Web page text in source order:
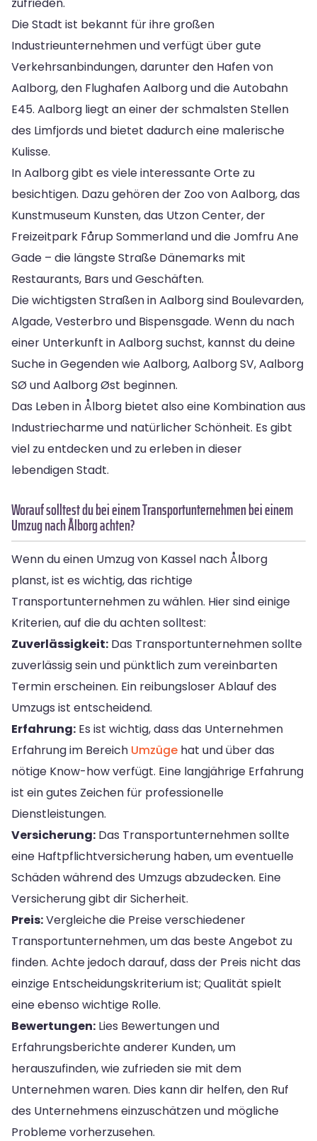
Die Stadt ist bekannt für ihre großen
Industrieunternehmen und verfügt über gute
Verkehrsanbindungen, darunter den Hafen von
Aalborg, den Flughafen Aalborg und die Autobahn
E45. Aalborg liegt an einer der schmalsten Stellen
des Limfjords und bietet dadurch eine malerische
Kulisse.
In Aalborg gibt es viele interessante Orte zu
besichtigen. Dazu gehören der Zoo von Aalborg, das
Kunstmuseum Kunsten, das Utzon Center, der
Freizeitpark Fårup Sommerland und die Jomfru Ane
Gade – die längste Straße Dänemarks mit
Restaurants, Bars und Geschäften.
Die wichtigsten Straßen in Aalborg sind Boulevarden,
Algade, Vesterbro und Bispensgade. Wenn du nach
einer Unterkunft in Aalborg suchst, kannst du deine
Suche in Gegenden wie Aalborg, Aalborg SV, Aalborg
SØ und Aalborg Øst beginnen.
Das Leben in Ålborg bietet also eine Kombination aus
Industriecharme und natürlicher Schönheit. Es gibt
viel zu entdecken und zu erleben in dieser
lebendigen Stadt.
Worauf solltest du bei einem Transportunternehmen bei einem
Umzug nach Ålborg achten?
Wenn du einen Umzug von Kassel nach Ålborg
planst, ist es wichtig, das richtige
Transportunternehmen zu wählen. Hier sind einige
Kriterien, auf die du achten solltest:
Zuverlässigkeit: Das Transportunternehmen sollte
zuverlässig sein und pünktlich zum vereinbarten
Termin erscheinen. Ein reibungsloser Ablauf des
Umzugs ist entscheidend.
Erfahrung: Es ist wichtig, dass das Unternehmen
Erfahrung im Bereich Umzüge hat und über das
nötige Know-how verfügt. Eine langjährige Erfahrung
ist ein gutes Zeichen für professionelle
Dienstleistungen.
Versicherung: Das Transportunternehmen sollte
eine Haftpflichtversicherung haben, um eventuelle
Schäden während des Umzugs abzudecken. Eine
Versicherung gibt dir Sicherheit.
Preis:Vergleiche die Preise verschiedener
Transportunternehmen, um das beste Angebot zu
finden. Achte jedoch darauf, dass der Preis nicht das
einzige Entscheidungskriterium ist; Qualität spielt
eine ebenso wichtige Rolle.
Bewertungen: Lies Bewertungen und
Erfahrungsberichte anderer Kunden, um
herauszufinden, wie zufrieden sie mit dem
Unternehmen waren. Dies kann dir helfen, den Ruf
des Unternehmens einzuschätzen und mögliche
Probleme vorherzusehen.